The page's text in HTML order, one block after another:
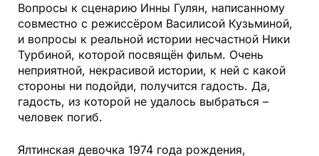
Вопросы к сценарию Инны Гулян, написанному
совместно с режиссёром Василисой Кузьминой,
и вопросы к реальной истории несчастной Ники
Турбиной, которой посвящён фильм. Очень
неприятной, некрасивой истории, к ней с какой
стороны ни подойди, получится гадость. Да,
гадость, из которой не удалось выбраться –
человек погиб.
Ялтинская девочка 1974 года рождения,